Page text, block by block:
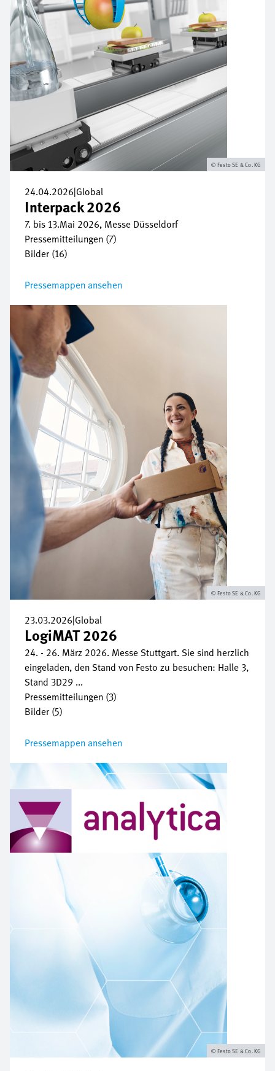
24.04.2026|Global
Interpack 2026
7. bis 13.Mai 2026, Messe Düsseldorf
Pressemitteilungen (7)
Bilder (16)
Pressemappen ansehen
Festo SE & Co. KG
23.03.2026|Global
LogiMAT 2026
24. - 26. März 2026. Messe Stuttgart. Sie sind herzlich
eingeladen, den Stand von Festo zu besuchen: Halle 3,
Stand 3D29 ...
Pressemitteilungen (3)
Bilder (5)
Pressemappen ansehen
Bild
Festo SE & Co. KG
Festo SE & Co. KG